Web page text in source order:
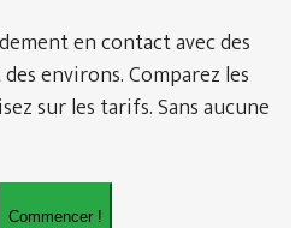
en contact avec des
environs. Comparez les
sur les tarifs. Sans aucune
Commencer !